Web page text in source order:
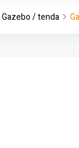
Gazebo / tenda